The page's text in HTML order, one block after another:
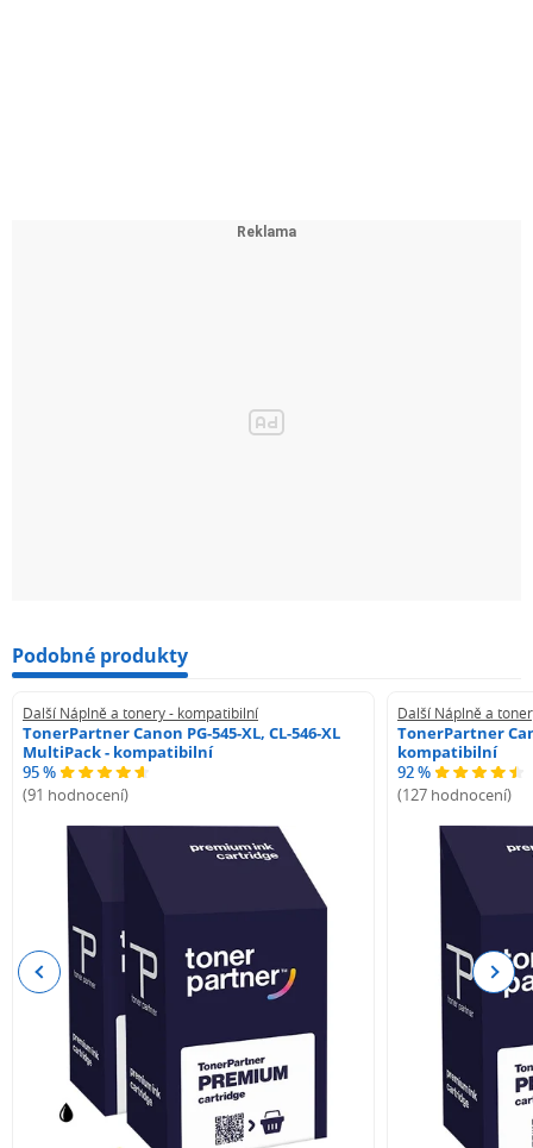
Podobné produkty
Další Náplně a tonery - kompatibilní
TonerPartner Canon PG-545-XL, CL-546-XL
MultiPack - kompatibilní
95 %
(91 hodnocení)
Další Náplně a
TonerPartner
kompatibilní
92 %
(127 hodnocení)
Previous Next